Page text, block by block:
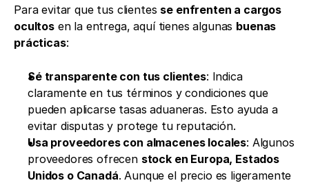
Para evitar que tus clientes se enfrenten a cargos
ocultos en la entrega, aquí tienes algunas buenas
prácticas:
Sé transparente con tus clientes: Indica
claramente en tus términos y condiciones que
pueden aplicarse tasas aduaneras. Esto ayuda a
evitar disputas y protege tu reputación.
Usa proveedores con almacenes locales: Algunos
proveedores ofrecen stock en Europa, Estados
Unidos o Canadá. Aunque el precio es ligeramente